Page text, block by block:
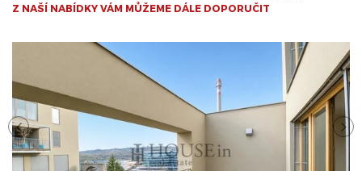
Z NAŠÍ NABÍDKY VÁM MŮŽEME DÁLE DOPORUČIT